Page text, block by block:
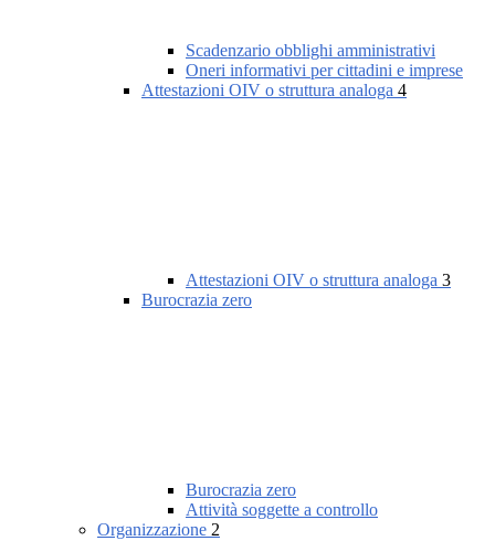
Scadenzario obblighi amministrativi
Oneri informativi per cittadini e imprese
Attestazioni OIV o struttura analoga 4
Attestazioni OIV o struttura analoga 3
Burocrazia zero
Burocrazia zero
Attività soggette a controllo
Organizzazione 2